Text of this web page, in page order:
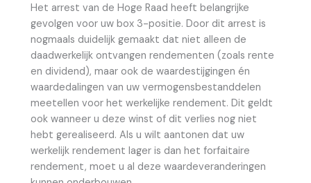
Het arrest van de Hoge Raad heeft belangrijke
gevolgen voor uw box 3-positie. Door dit arrest is
nogmaals duidelijk gemaakt dat niet alleen de
daadwerkelijk ontvangen rendementen (zoals rente
en dividend), maar ook de waardestijgingen én
waardedalingen van uw vermogensbestanddelen
meetellen voor het werkelijke rendement. Dit geldt
ook wanneer u deze winst of dit verlies nog niet
hebt gerealiseerd. Als u wilt aantonen dat uw
werkelijk rendement lager is dan het forfaitaire
rendement, moet u al deze waardeveranderingen